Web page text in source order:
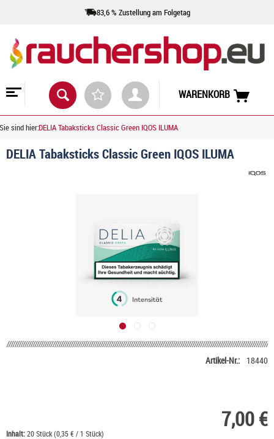
83,6 % Zustellung am Folgetag
WARENKORB
Sie sind hier:DELIA Tabaksticks Classic Green IQOS ILUMA
DELIA Tabaksticks Classic Green IQOS ILUMA
Artikel-Nr.: 18440
7,00 €
Inhalt:20 Stück (0,35 € / 1 Stück)